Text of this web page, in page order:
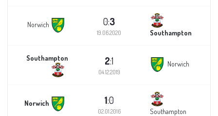
Norwich 0:3
19.06.2020 Southampton
Southampton 2:1
04.12.2019
Norwich
Norwich 1:0
02.01.2016 Southampton